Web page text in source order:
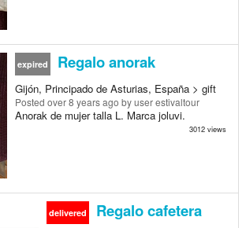
expired Regalo anorak
Gijón, Principado de Asturias, España > gift
Posted over 8 years ago by user estivaltour
Anorak de mujer talla L. Marca joluvi.
3012 views
delivered Regalo cafetera